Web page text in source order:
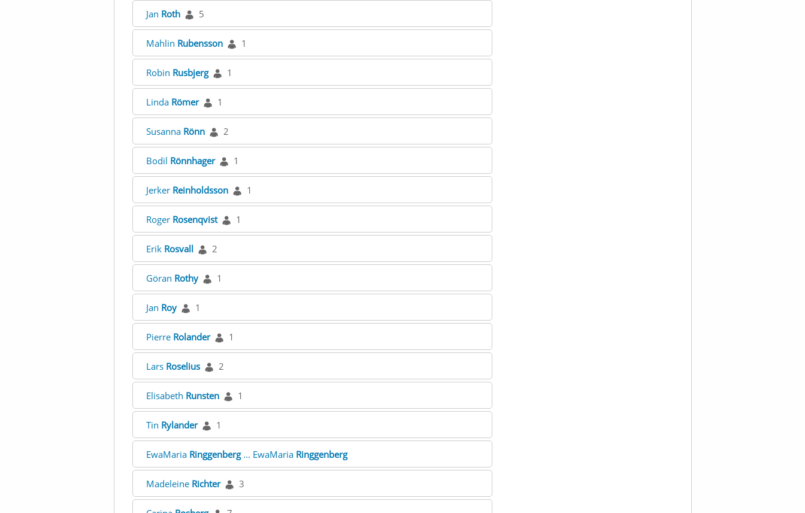
Jan Roth 5
Mahlin Rubensson 1
Robin Rusbjerg 1
Linda Römer 1
Susanna Rönn 2
Bodil Rönnhager 1
Jerker Reinholdsson 1
Roger Rosenqvist 1
Erik Rosvall 2
Göran Rothy 1
Jan Roy 1
Pierre Rolander 1
Lars Roselius 2
Elisabeth Runsten 1
Tin Rylander 1
EwaMaria Ringgenberg... EwaMaria Ringgenberg
Madeleine Richter 3